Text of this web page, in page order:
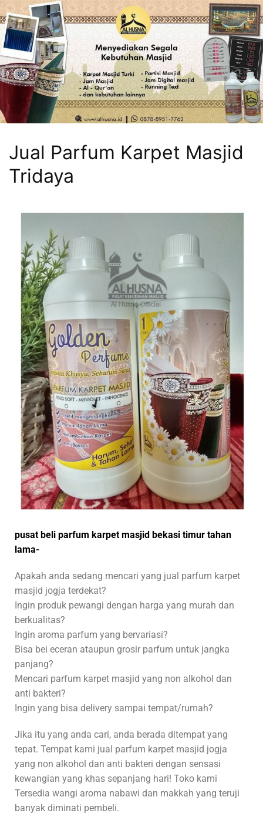
Jual Parfum Karpet Masjid
Tridaya
pusat beli parfum karpet masjid bekasi timur tahan
lama-
Apakah anda sedang mencari yang jual parfum karpet
masjid jogja terdekat?
Ingin produk pewangi dengan harga yang murah dan
berkualitas?
Ingin aroma parfum yang bervariasi?
Bisa bei eceran ataupun grosir parfum untuk jangka
panjang?
Mencari parfum karpet masjid yang non alkohol dan
anti bakteri?
Ingin yang bisa delivery sampai tempat/rumah?
Jika itu yang anda cari, anda berada ditempat yang
tepat. Tempat kami jual parfum karpet masjid jogja
yang non alkohol dan anti bakteri dengan sensasi
kewangian yang khas sepanjang hari! Toko kami
Tersedia wangi aroma nabawi dan makkah yang teruji
banyak diminati pembeli.